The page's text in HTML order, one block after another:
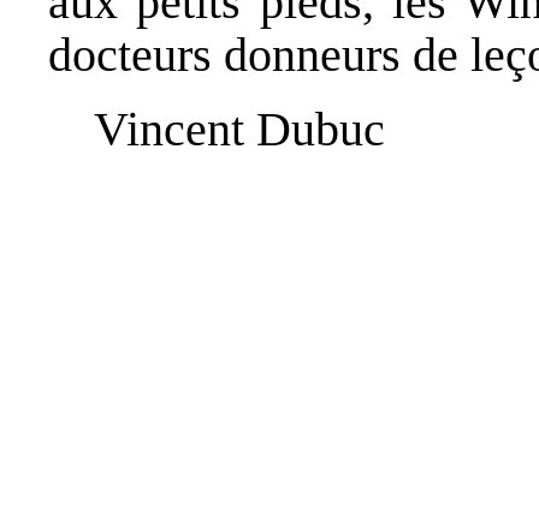
docteurs donneurs de
Vincent Dubuc